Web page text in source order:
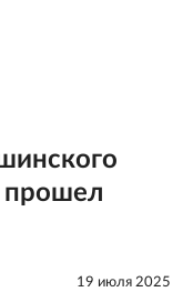
прошел
19 июля 2025